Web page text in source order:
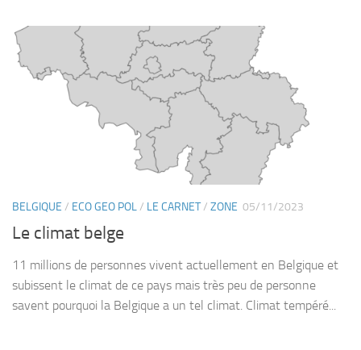
BELGIQUE / ECO GEO POL/ LE CARNET/ ZONE 05/11/2023
Le climat belge
11 millions de personnes vivent actuellement en Belgique et
subissent le climat de ce pays mais très peu de personne
savent pourquoi la Belgique a un tel climat. Climat tempéré...